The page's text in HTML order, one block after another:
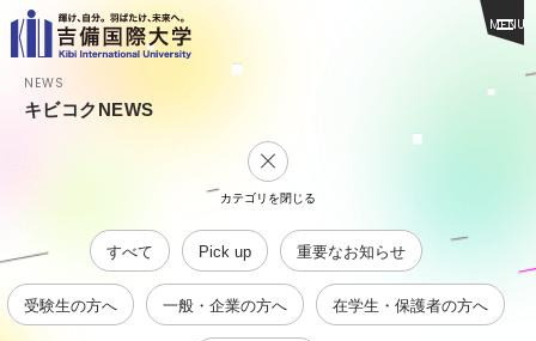
MENU
NEWS
キビコクNEWS
カテゴリを閉じる
すべて Pick up 重要なお知らせ
受験生の方へ 一般・企業の方へ 在学生・保護者の方へ